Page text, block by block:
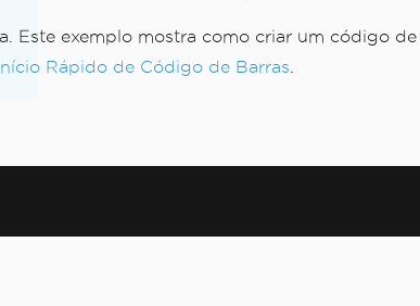
exemplo mostra como criar um código
Rápido de Código de Barras